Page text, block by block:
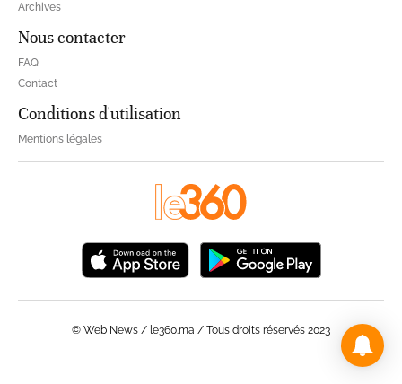
Archives
Nous contacter
FAQ
Contact
Conditions d'utilisation
Mentions légales
© Web News / le360.ma / Tous droits réservés 2023